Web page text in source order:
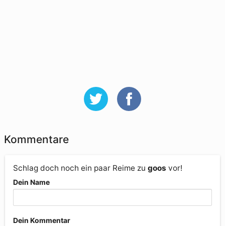
Kommentare
Schlag doch noch ein paar Reime zu goos vor!
Dein Name
Dein Kommentar